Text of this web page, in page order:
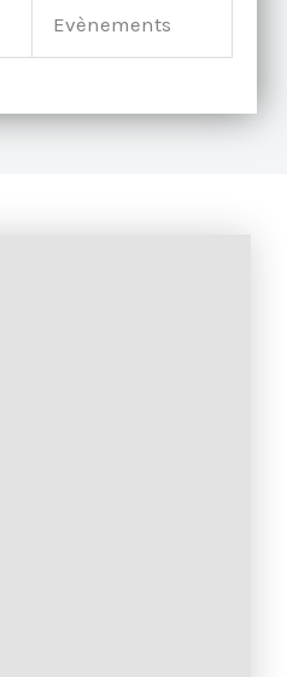
Evènements